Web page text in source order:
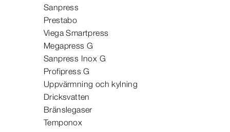
Sanpress
Prestabo
Viega Smartpress
Megapress G
Sanpress Inox G
Profipress G
Uppvärmning och kylning
Dricksvatten
Bränslegaser
Temponox